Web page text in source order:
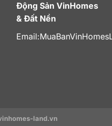
Động Sản VinHomes
& Đất Nền
Email:
land.vn